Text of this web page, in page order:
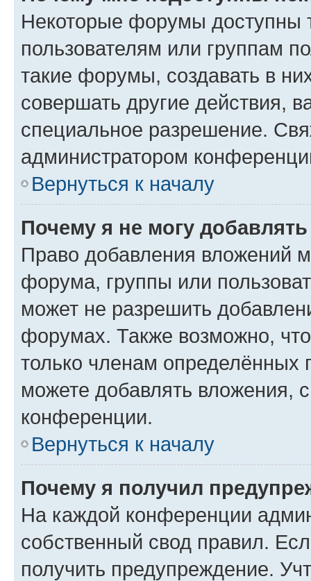
Некоторые форумы доступны
пользователям или группам
такие форумы, создавать в
совершать другие действия,
специальное разрешение.
администратором
Вернуться к началу
Почему я не могу
Право добавления вложений
форума, группы или
может не разрешить
форумах. Также возможно,
только членам определённых
можете добавлять вложения,
конференции.
Вернуться к началу
Почему я получил
На каждой конференции
собственный свод правил.
получить предупреждение.